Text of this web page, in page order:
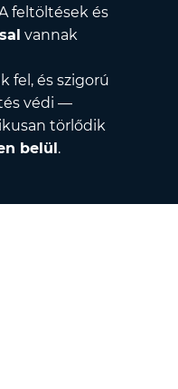
feltöltések és
vannak
fel, és szigorú
védi —
törlődik
belül .